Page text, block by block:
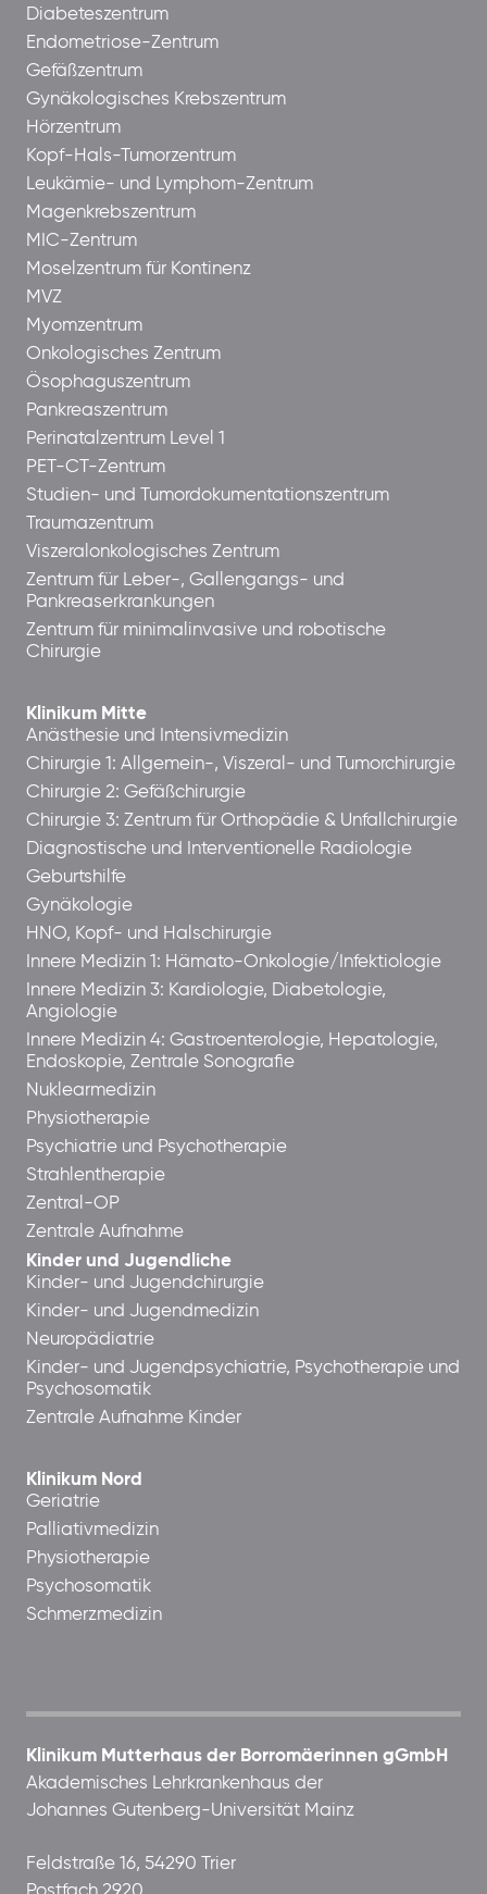
Diabeteszentrum
Endometriose-Zentrum
Gefäßzentrum
Gynäkologisches Krebszentrum
Hörzentrum
Kopf-Hals-Tumorzentrum
Leukämie- und Lymphom-Zentrum
Magenkrebszentrum
MIC-Zentrum
Moselzentrum für Kontinenz
MVZ
Myomzentrum
Onkologisches Zentrum
Ösophaguszentrum
Pankreaszentrum
Perinatalzentrum Level 1
PET-CT-Zentrum
Studien- und Tumordokumentationszentrum
Traumazentrum
Viszeralonkologisches Zentrum
Zentrum für Leber-, Gallengangs- und
Pankreaserkrankungen
Zentrum für minimalinvasive und robotische
Chirurgie
Klinikum Mitte
Anästhesie und Intensivmedizin
Chirurgie 1: Allgemein-, Viszeral- und Tumorchirurgie
Chirurgie 2: Gefäßchirurgie
Chirurgie 3: Zentrum für Orthopädie & Unfallchirurgie
Diagnostische und Interventionelle Radiologie
Geburtshilfe
Gynäkologie
HNO, Kopf- und Halschirurgie
Innere Medizin 1: Hämato-Onkologie/Infektiologie
Innere Medizin 3: Kardiologie, Diabetologie,
Angiologie
Innere Medizin 4: Gastroenterologie, Hepatologie,
Endoskopie, Zentrale Sonografie
Nuklearmedizin
Physiotherapie
Psychiatrie und Psychotherapie
Strahlentherapie
Zentral-OP
Zentrale Aufnahme
Kinder und Jugendliche
Kinder- und Jugendchirurgie
Kinder- und Jugendmedizin
Neuropädiatrie
Kinder- und Jugendpsychiatrie, Psychotherapie und
Psychosomatik
Zentrale Aufnahme Kinder
Klinikum Nord
Geriatrie
Palliativmedizin
Physiotherapie
Psychosomatik
Schmerzmedizin
Klinikum Mutterhaus der Borromäerinnen gGmbH
Akademisches Lehrkrankenhaus der
Johannes Gutenberg-Universität Mainz
Feldstraße 16, 54290 Trier